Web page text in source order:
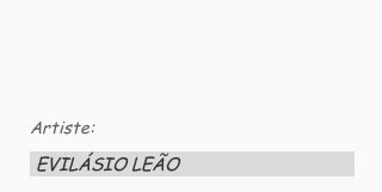
Artiste:
EVILÁSIO LEÃO